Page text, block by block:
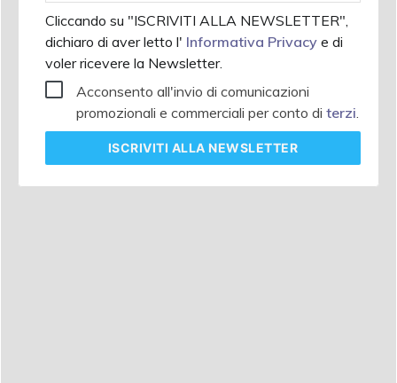
Cliccando su "ISCRIVITI ALLA NEWSLETTER",
dichiaro di aver letto l' Informativa Privacy e di
voler ricevere la Newsletter.
Acconsento all'invio di comunicazioni
promozionali e commerciali per conto di terzi.
ISCRIVITI ALLA NEWSLETTER